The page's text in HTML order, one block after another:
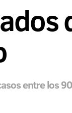
entre los